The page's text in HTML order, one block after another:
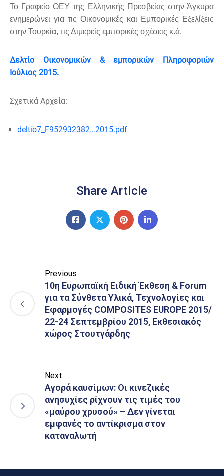
Το Γραφείο ΟΕΥ της Ελληνικής Πρεσβείας στην Άγκυρα
ενημερώνει για τις Οικονομικές και Εμπορικές Εξελίξεις
στην Τουρκία, τις Διμερείς εμπορικές σχέσεις κ.ά.
Δελτίο Οικονομικών & εμπορικών Πληροφοριών
Ιούλιος 2015.
Σχετικά Αρχεία:
deltio7_F952932382…2015.pdf
Share Article
Previous
10η Ευρωπαϊκή Ειδική Έκθεση & Forum
για τα Σύνθετα Υλικά, Τεχνολογίες και
Εφαρμογές COMPOSITES EUROPE 2015/
22-24 Σεπτεμβρίου 2015, Εκθεσιακός
xώρος Στουτγάρδης
Next
Αγορά καυσίμων: Οι κινεζικές
ανησυχίες ρίχνουν τις τιμές του
«μαύρου χρυσού» – Δεν γίνεται
εμφανές το αντίκρισμα στον
καταναλωτή